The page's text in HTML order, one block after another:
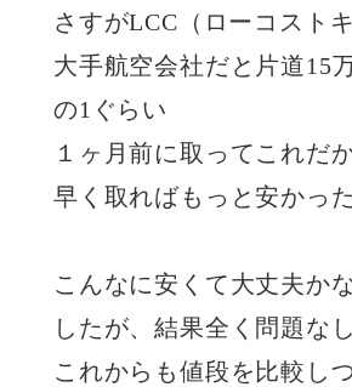
さすがLCC（ローコスト
大手航空会社だと片道15
の1ぐらい
１ヶ月前に取ってこれだ
早く取ればもっと安かった
こんなに安くて大丈夫か
したが、結果全く問題なし
これからも値段を比較し